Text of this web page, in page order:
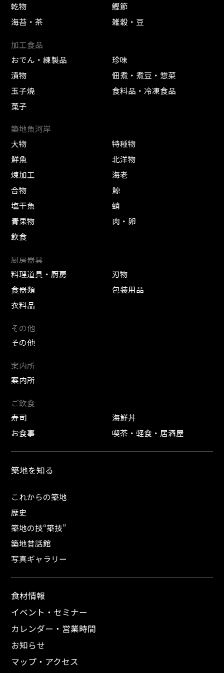
乾物
鰹節
海苔・茶
雑穀・豆
加工食品
おでん・練製品
珍味
漬物
佃煮・煮豆・惣菜
玉子焼
食料品・冷凍食品
菓子
築地魚河岸
大物
特種物
鮮魚
北洋物
煉加工
海老
合物
鯨
塩干魚
蛸
青果物
肉・卵
飲食
厨房器具
料理道具・厨房
刃物
食器類
包装用品
衣料品
その他
その他
案内所
案内所
ご飲食
寿司
海鮮丼
お食事
喫茶・軽食・居酒屋
築地を知る
これからの築地
歴史
築地の技“築技”
築地昔話館
写真ギャラリー
食材情報
イベント・セミナー
カレンダー・営業時間
お知らせ
マップ・アクセス